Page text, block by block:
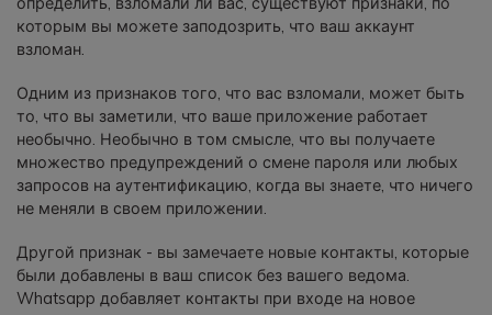
которым вы можете заподозрить, что ваш аккаунт
взломан.
Одним из признаков того, что вас взломали, может быть
то, что вы заметили, что ваше приложение работает
необычно. Необычно в том смысле, что вы получаете
множество предупреждений о смене пароля или любых
запросов на аутентификацию, когда вы знаете, что ничего
не меняли в своем приложении.
Другой признак - вы замечаете новые контакты, которые
были добавлены в ваш список без вашего ведома.
Whatsapp добавляет контакты при входе на новое